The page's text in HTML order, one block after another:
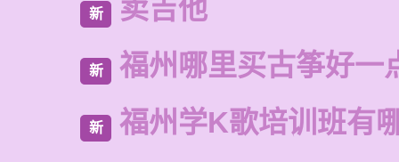
新 卖吉他
新 福州哪里买古筝好一
新 福州学K歌培训班有